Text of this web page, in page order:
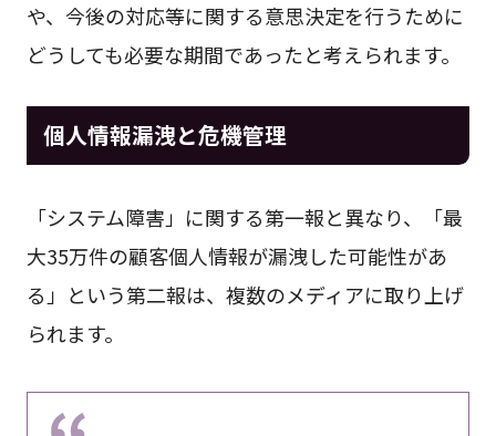
や、今後の対応等に関する意思決定を行うために
どうしても必要な期間であったと考えられます。
個人情報漏洩と危機管理
「システム障害」に関する第一報と異なり、「最
大35万件の顧客個人情報が漏洩した可能性があ
る」という第二報は、複数のメディアに取り上げ
られます。